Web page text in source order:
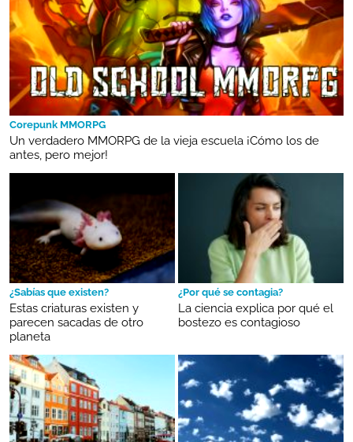
Corepunk MMORPG
Un verdadero MMORPG de la vieja escuela ¡Cómo los de
antes, pero mejor!
¿Sabías que existen?
Estas criaturas existen y
parecen sacadas de otro
planeta
¿Por qué se contagia?
La ciencia explica por qué el
bostezo es contagioso